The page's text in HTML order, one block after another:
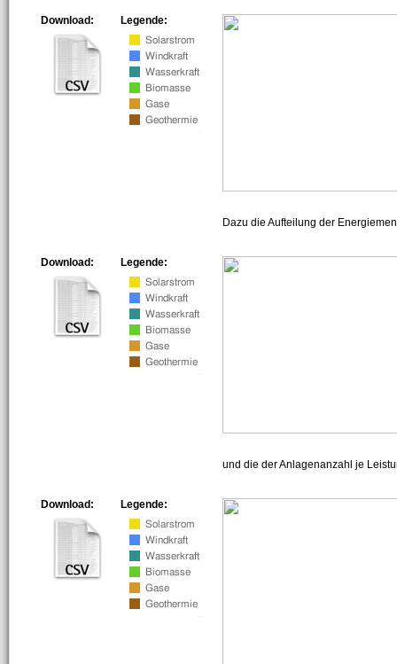
Legende:
Download:
Dazu die Aufteilung der
Legende:
Download:
und die der Anlagenanzahl je
Legende:
Download: